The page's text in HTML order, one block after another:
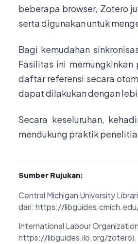
beberapa browser, Zotero
serta digunakan untuk
Bagi kemudahan
Fasilitas ini
daftar referensi secara
dapat dilakukan dengan
Secara keseluruhan,
mendukung praktik
Sumber Rujukan:
Central Michigan University
dari: https://
International Labour
https://libguides.ilo.org/zotero).